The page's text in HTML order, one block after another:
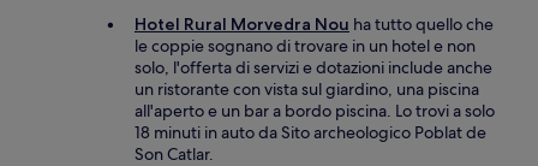
Hotel Rural Morvedra Nou ha tutto quello che
le coppie sognano di trovare in un hotel e non
solo, l'offerta di servizi e dotazioni include anche
un ristorante con vista sul giardino, una piscina
all'aperto e un bar a bordo piscina. Lo trovi a solo
18 minuti in auto da Sito archeologico Poblat de
Son Catlar.